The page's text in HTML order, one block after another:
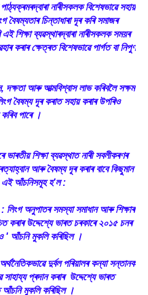
নাৰীসকলক বিশেষভাৱে সহায়
বৈষম্যতাৰ চিন্তাধাৰা দূৰ কৰি সমাজৰ
শিক্ষা ব্যৱস্থাৰদ্বাৰা নাৰীসকলক সময়ৰ
কৰাৰ ক্ষেত্ৰত বিশেষভাৱে পাৰ্গত বা নিপুণ
আৰু আত্মবিশ্বাস লাভ কৰিবলৈ সক্ষম
বৈষম্য দূৰ কৰাত সহায় কৰাৰ উপৰিও
পাৰে ।
শিক্ষা ব্যৱস্থাত নাৰী সবলীকৰণৰ
আৰু বৈষম্য দূৰ কৰাৰ বাবে কিছুমান
আঁচনিসমূহ হ’ল :
অনুপাতৰ সমস্যা সমাধান আৰু শিক্ষাৰ
কৰাৰ উদ্দেশ্যে ভাৰত চৰকাৰে ২০১৫ চনৰ
' আঁচনি মুকলি কৰিছিল ।
দুৰ্বল পৰিয়ালৰ কন্যা সন্তানক
সাহায্য প্ৰদান কৰাৰ উদ্দেশ্যে ভাৰত
মুকলি কৰিছিল ।